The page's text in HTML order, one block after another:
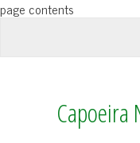
page contents
Capoeira